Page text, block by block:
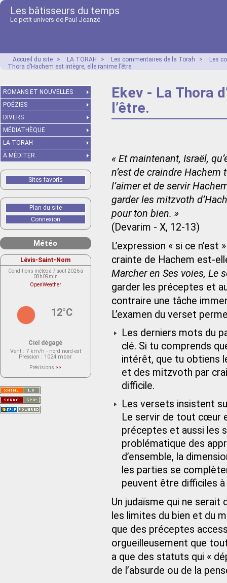
Les bâtisseurs du temps
Le petit univers de Paul Jeanzé
Accueil du site > LA TORAH > Les commentaires de la Torah >
Les
Thora d’Hachem est intègre, elle ranime l’être.
Ekev - La Thora
l’être.
« Et maintenant, Israël,
n’est de craindre
l’aimer et de servir
garder les mitzvoth
pour ton bien. »
(Devarim - X, 12-13)
L’expression « si ce
crainte de Hachem est-
Marcher en Ses voies, Le
garder les préceptes et
contraire une tâche
L’examen du verset
Les derniers mots du
clé. Si tu comprends
intérêt, que tu obtiens
et des mitzvoth par
difficile.
Les versets insistent
Le servir de tout cœur
préceptes et aussi les
problématique des
d’ensemble, la
les parties se
peuvent être difficiles
Un judaïsme qui ne serait
les limites du bien et du
que des préceptes
orgueilleusement que
a que des statuts qui «
de l’absurde ou de la
ROMANS ET NOUVELLES
POÉZIES
DIVERS
MÉDIATHÈQUE
LA TORAH
À MÉDITER
Sites favoris
Plan du site
Connexion
Météo
Lévis-Saint-Nom
Conditions météo à 7 août 2026 à
08h09min
OpenWeather
12°C
Ciel dégagé
Vent : 7 km/h - nord nord-est
Pression : 1024 mbar
Prévisions >>
actuellement aucune prévision
Saint-Nom.
Veuillez consulter le message du
service ci-dessous.
(401 - Invalid API key. Please see
https://openweathermap.org/faq#error401